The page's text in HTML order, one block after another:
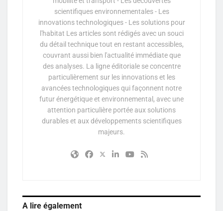
scientifiques environnementales - Les
innovations technologiques - Les solutions pour
l'habitat Les articles sont rédigés avec un souci
du détail technique tout en restant accessibles,
couvrant aussi bien l'actualité immédiate que
des analyses. La ligne éditoriale se concentre
particulièrement sur les innovations et les
avancées technologiques qui façonnent notre
futur énergétique et environnemental, avec une
attention particulière portée aux solutions
durables et aux développements scientifiques
majeurs.
A lire également